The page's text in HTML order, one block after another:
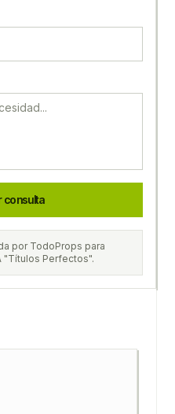
consulta
por TodoProps para
"Títulos Perfectos".